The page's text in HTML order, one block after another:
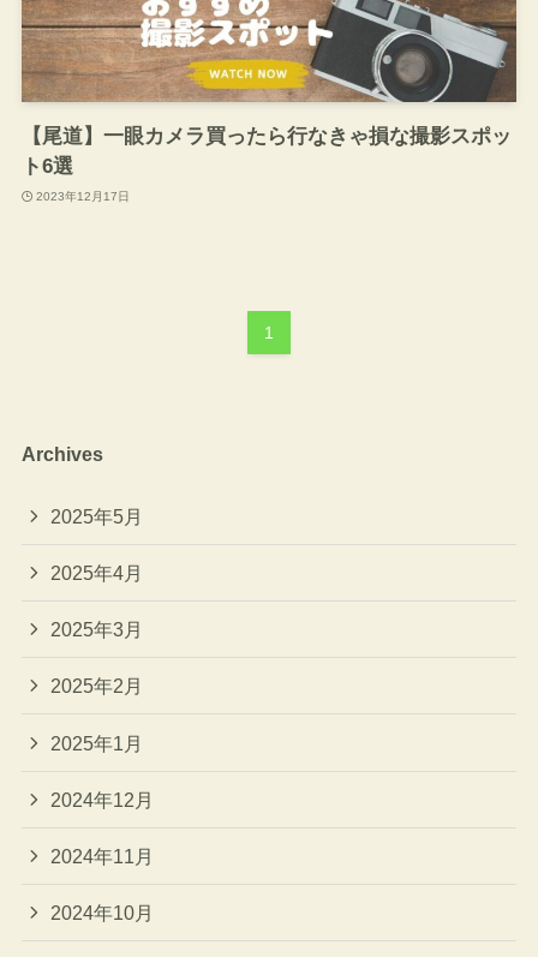
【尾道】一眼カメラ買ったら行なきゃ損な撮影スポッ
ト6選
2023年12月17日
1
Archives
2025年5月
2025年4月
2025年3月
2025年2月
2025年1月
2024年12月
2024年11月
2024年10月